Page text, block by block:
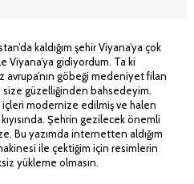
kaldığım şehir Viyana’ya çok
Viyana’ya gidiyordum. Ta ki
avrupa’nın göbeği medeniyet filan
size güzelliğinden bahsedeyim.
modernize edilmiş ve halen
Şehrin gezilecek önemli
Bu yazımda internetten aldığım
ile çektiğim için resimlerin
yükleme olmasın.